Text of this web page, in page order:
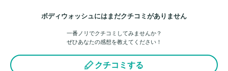
ボディウォッシュにはまだクチコミがありません
一番ノリでクチコミしてみませんか？
ぜひあなたの感想を教えてください！
クチコミする